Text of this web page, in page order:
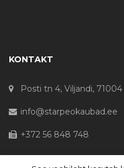
KONTAKT
Posti tn 4, Viljandi, 71004
info@starpeokaubad.ee
+372 56 848 748